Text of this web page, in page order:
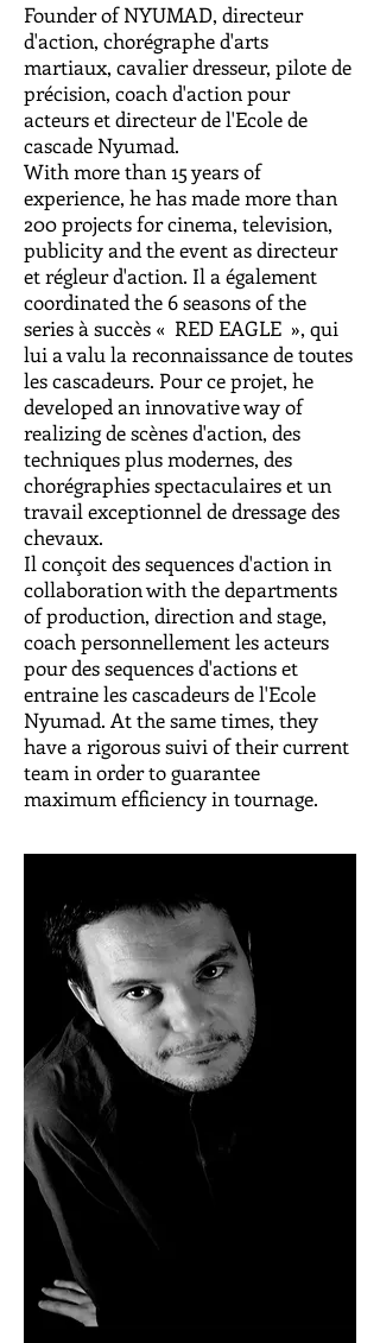
Founder of NYUMAD, directeur
d'action, chorégraphe d'arts
martiaux, cavalier dresseur, pilote de
précision, coach d'action pour
acteurs et directeur de l'Ecole de
cascade Nyumad.
With more than 15 years of
experience, he has made more than
200 projects for cinema, television,
publicity and the event as directeur
et régleur d'action. Il a également
coordinated the 6 seasons of the
series à succès « RED EAGLE », qui
lui a valu la reconnaissance de toutes
les cascadeurs. Pour ce projet, he
developed an innovative way of
realizing de scènes d'action, des
techniques plus modernes, des
chorégraphies spectaculaires et un
travail exceptionnel de dressage des
chevaux.
Il conçoit des sequences d'action in
collaboration with the departments
of production, direction and stage,
coach personnellement les acteurs
pour des sequences d'actions et
entraine les cascadeurs de l'Ecole
Nyumad. At the same times, they
have a rigorous suivi of their current
team in order to guarantee
maximum efficiency in tournage.